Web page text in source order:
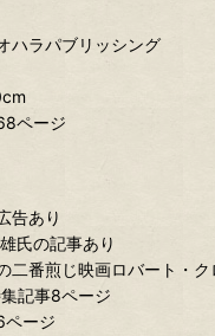
ハラパブリッシング
ページ
告あり
氏の記事あり
二番煎じ映画ロバート・
集記事8ページ
ページ